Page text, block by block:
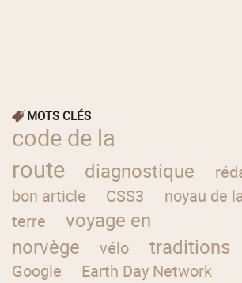
MOTS CLÉS
code de la
route
diagnostique
bon article
CSS3
noyau de
terre
voyage en
norvège
vélo traditions
Google
Earth Day Network